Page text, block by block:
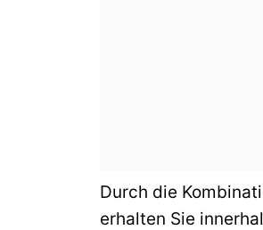
Durch die
erhalten Sie